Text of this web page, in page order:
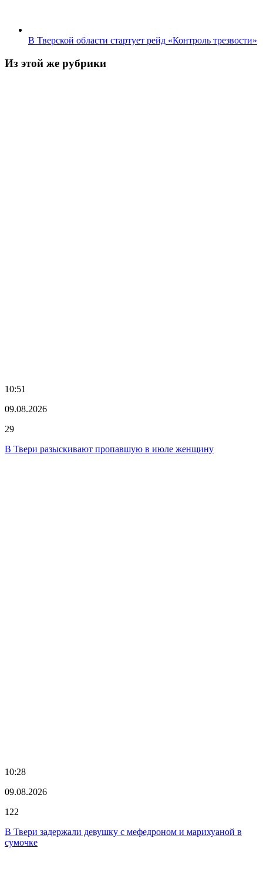
В Тверской области стартует рейд «Контроль трезвости»
Из этой же рубрики
10:51
09.08.2026
29
В Твери разыскивают пропавшую в июле женщину
10:28
09.08.2026
122
В Твери задержали девушку с мефедроном и марихуаной в
сумочке